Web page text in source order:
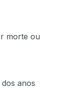
morte ou
anos